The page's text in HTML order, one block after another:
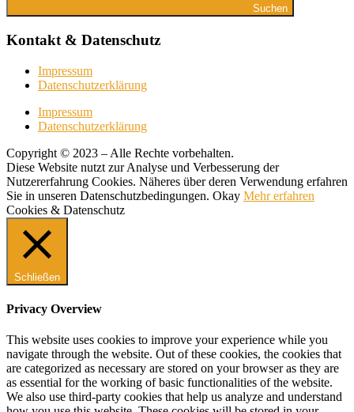
Suchen
Kontakt & Datenschutz
Impressum
Datenschutzerklärung
Impressum
Datenschutzerklärung
Copyright © 2023 – Alle Rechte vorbehalten.
Diese Website nutzt zur Analyse und Verbesserung der
Nutzererfahrung Cookies. Näheres über deren Verwendung erfahren
Sie in unseren Datenschutzbedingungen. Okay Mehr erfahren
Cookies & Datenschutz
Schließen
Privacy Overview
This website uses cookies to improve your experience while you
navigate through the website. Out of these cookies, the cookies that
are categorized as necessary are stored on your browser as they are
as essential for the working of basic functionalities of the website.
We also use third-party cookies that help us analyze and understand